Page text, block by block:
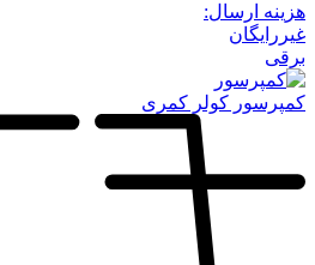
هزینه ارسال:
غیررایگان
برقی
کمپرسور کولر کمری